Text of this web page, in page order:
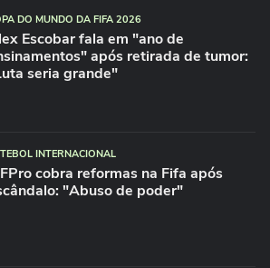
DO MUNDO DA FIFA 2026
Escobar fala em "ano de
após retirada de tumor:
seria grande"
INTERNACIONAL
cobra reformas na Fifa após
"Abuso de poder"